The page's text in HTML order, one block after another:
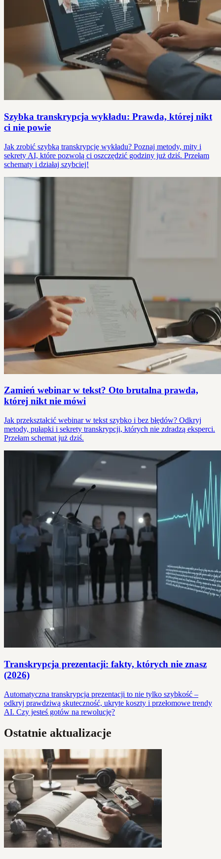
Szybka transkrypcja wykładu: Prawda, której nikt
ci nie powie
Jak zrobić szybką transkrypcję wykładu? Poznaj metody, mity i
sekrety AI, które pozwolą ci oszczędzić godziny już dziś. Przełam
schematy i działaj szybciej!
Zamień webinar w tekst? Oto brutalna prawda,
której nikt nie mówi
Jak przekształcić webinar w tekst szybko i bez błędów? Odkryj
metody, pułapki i sekrety transkrypcji, których nie zdradzą eksperci.
Przełam schemat już dziś.
Transkrypcja prezentacji: fakty, których nie znasz
(2026)
Automatyczna transkrypcja prezentacji to nie tylko szybkość –
odkryj prawdziwą skuteczność, ukryte koszty i przełomowe trendy
AI. Czy jesteś gotów na rewolucję?
Ostatnie aktualizacje